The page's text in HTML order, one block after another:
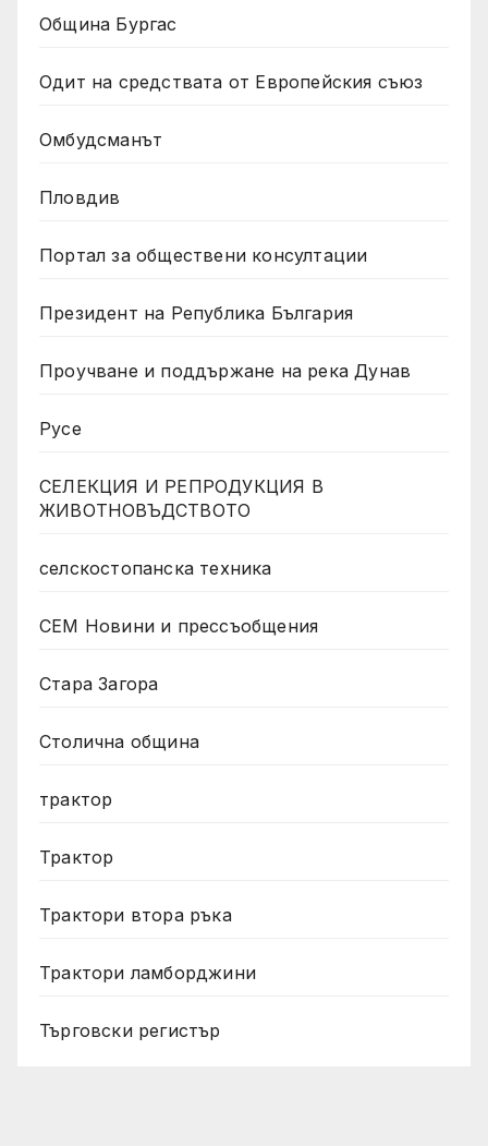
Община Бургас
Одит на средствата от Европейския съюз
Омбудсманът
Пловдив
Портал за обществени консултации
Президент на Република България
Проучване и поддържане на река Дунав
Русе
СЕЛЕКЦИЯ И РЕПРОДУКЦИЯ В
ЖИВОТНОВЪДСТВОТО
селскостопанска техника
СЕМ Новини и прессъобщения
Стара Загора
Столична община
трактор
Трактор
Трактори втора ръка
Трактори ламборджини
Търговски регистър